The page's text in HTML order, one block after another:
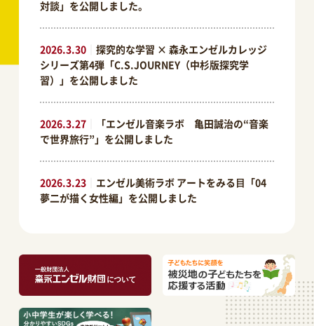
対談」を公開しました。
2026.3.30｜ 探究的な学習 × 森永エンゼルカレッジ
シリーズ第4弾「C.S.JOURNEY（中杉版探究学
習）」を公開しました
2026.3.27｜
「エンゼル音楽ラボ 亀田誠治の“音楽
で世界旅行”」を公開しました
2026.3.23｜ エンゼル美術ラボ アートをみる⽬「04
夢二が描く女性編」を公開しました